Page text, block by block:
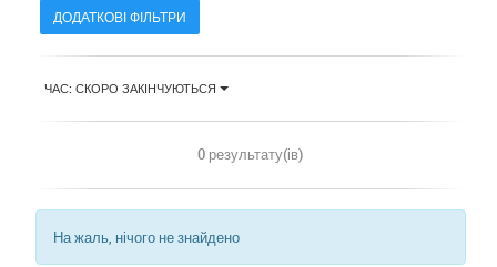
ДОДАТКОВІ ФІЛЬТРИ
ЧАС: СКОРО ЗАКІНЧУЮТЬСЯ
0 результату(ів)
На жаль, нічого не знайдено